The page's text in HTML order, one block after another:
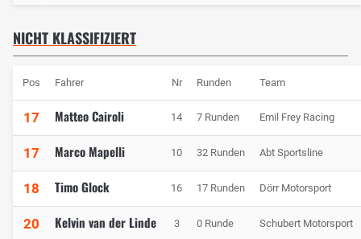
NICHT KLASSIFIZIERT
Pos Fahrer Nr Runden Team
17 Matteo Cairoli 14 7 Runden Emil Frey Racing
17 Marco Mapelli 10 32 Runden Abt Sportsline
18 Timo Glock 16 17 Runden Dörr Motorsport
20 Kelvin van der Linde 3 0 Runde Schubert Motorsport